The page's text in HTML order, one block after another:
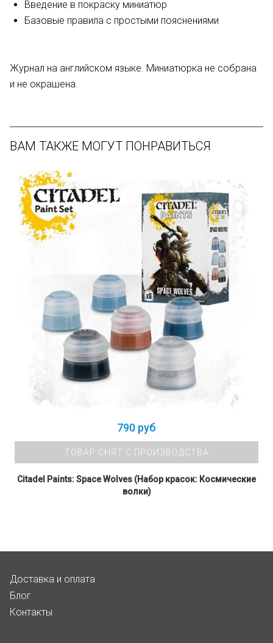
Введение в покраску миниатюр
Базовые правила с простыми пояснениями
Журнал на английском языке. Миниатюрка не собрана
и не окрашена.
ВАМ ТАКЖЕ МОГУТ ПОНРАВИТЬСЯ
790 руб
ТОВАР СНЯТ С ПРОИЗВОДСТВА
Citadel Paints: Space Wolves (Набор красок: Космические
волки)
Доставка и оплата
Блог
Контакты